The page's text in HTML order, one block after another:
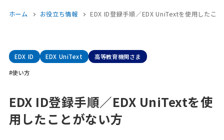
ホーム お役立ち情報 EDX ID登録手順／EDX UniTextを使用したこ
EDX ID EDX UniText
高等教育機関さま
#使い方
EDX ID登録手順／EDX UniTextを使
用したことがない方